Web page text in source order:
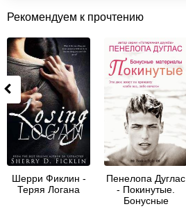
Рекомендуем к прочтению
Шерри Фиклин -
Теряя Логана
Пенелопа Дуглас
- Покинутые.
Бонусные